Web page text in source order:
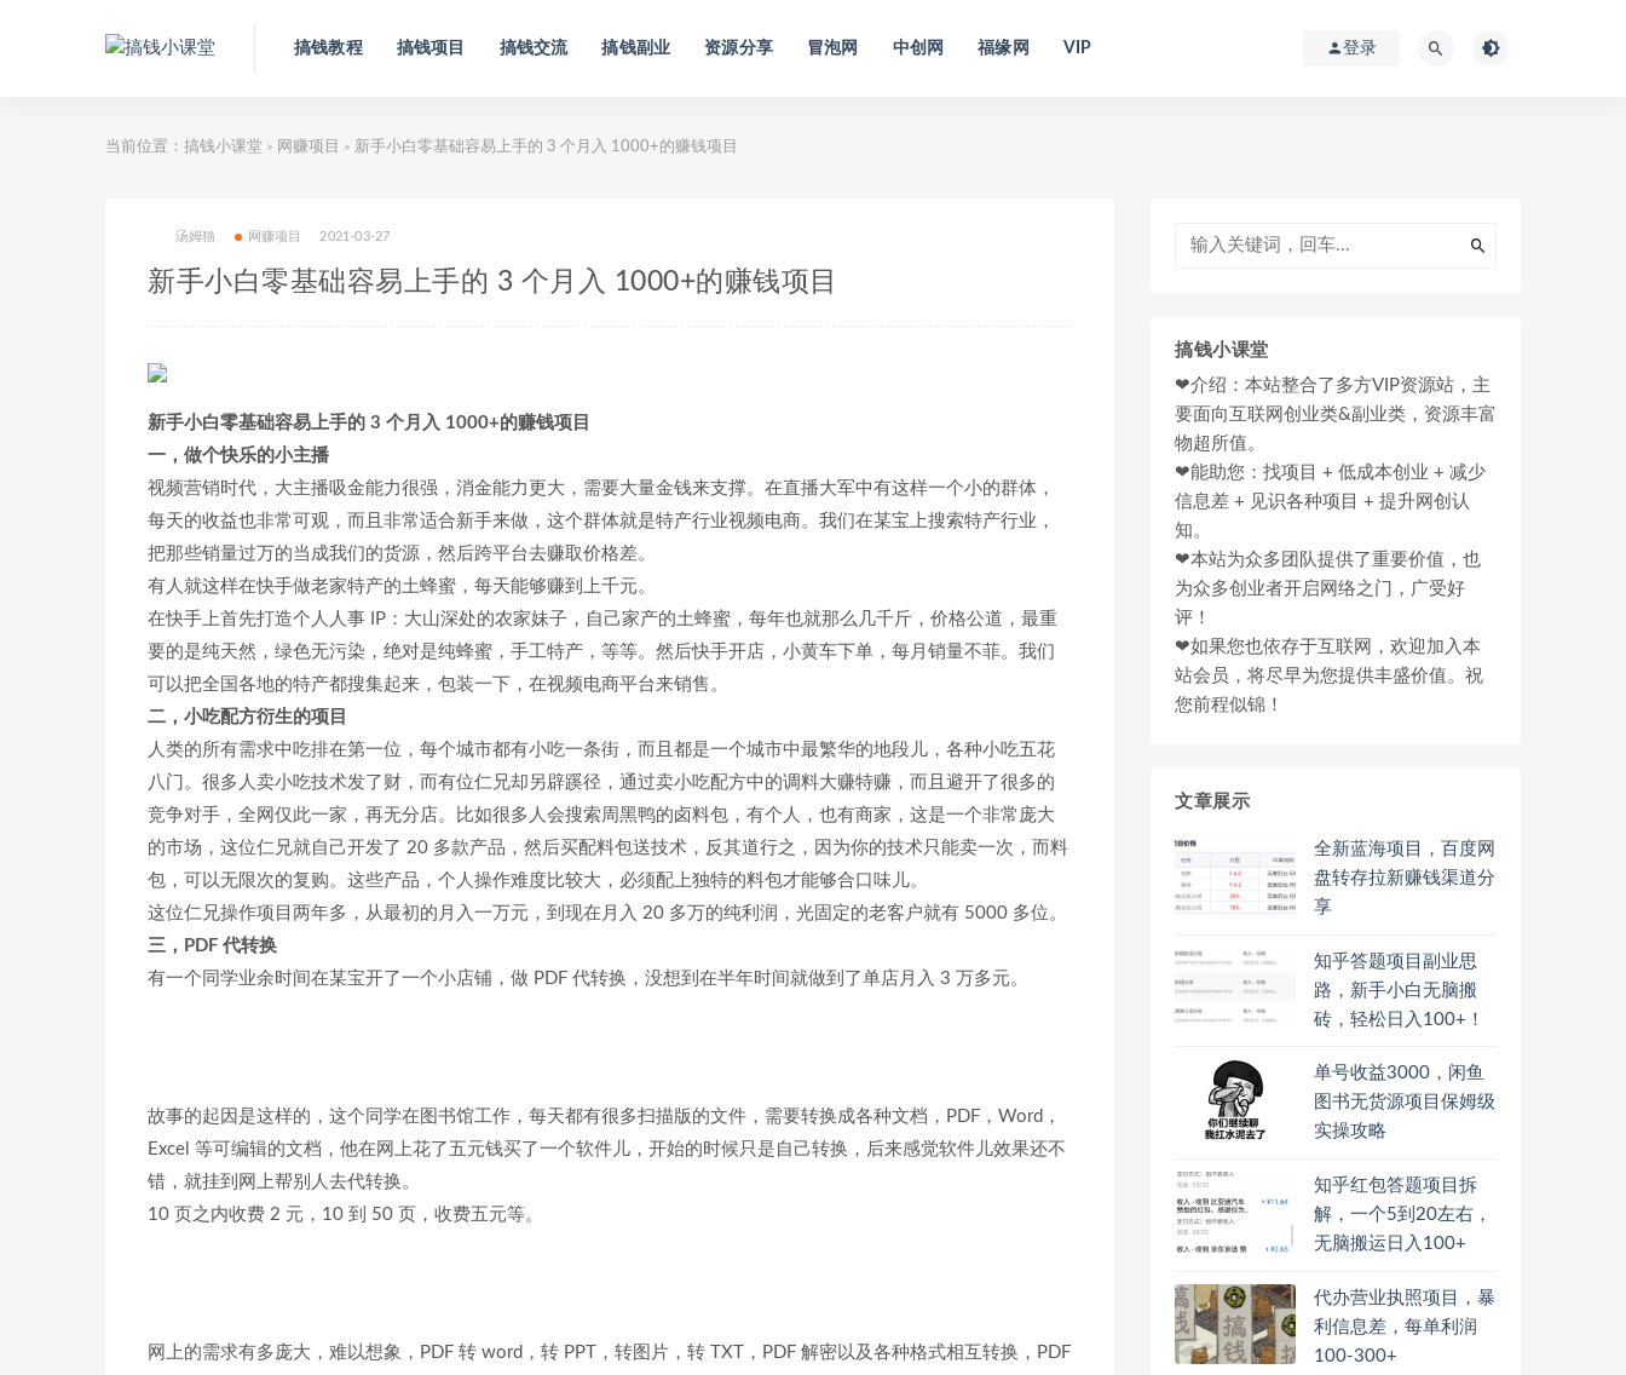
搞钱教程 搞钱项目 搞钱交流 搞钱副业 资源分享 冒泡网 中创网 福缘网 VIP 登录
当前位置： 搞钱小课堂 > 网赚项目 > 新手小白零基础容易上手的 3 个月入 1000+的赚钱项目
汤姆猫 网赚项目 2021-03-27
新手小白零基础容易上手的 3 个月入 1000+的赚钱项目
新手小白零基础容易上手的 3 个月入 1000+的赚钱项目
一，做个快乐的小主播
视频营销时代，大主播吸金能力很强，消金能力更大，需要大量金钱来支撑。在直播大军中有这样一个小的群体，
每天的收益也非常可观，而且非常适合新手来做，这个群体就是特产行业视频电商。我们在某宝上搜索特产行业，
把那些销量过万的当成我们的货源，然后跨平台去赚取价格差。
有人就这样在快手做老家特产的土蜂蜜，每天能够赚到上千元。
在快手上首先打造个人人事 IP：大山深处的农家妹子，自己家产的土蜂蜜，每年也就那么几千斤，价格公道，最重
要的是纯天然，绿色无污染，绝对是纯蜂蜜，手工特产，等等。然后快手开店，小黄车下单，每月销量不菲。我们
可以把全国各地的特产都搜集起来，包装一下，在视频电商平台来销售。
二，小吃配方衍生的项目
人类的所有需求中吃排在第一位，每个城市都有小吃一条街，而且都是一个城市中最繁华的地段儿，各种小吃五花
八门。很多人卖小吃技术发了财，而有位仁兄却另辟蹊径，通过卖小吃配方中的调料大赚特赚，而且避开了很多的
竞争对手，全网仅此一家，再无分店。比如很多人会搜索周黑鸭的卤料包，有个人，也有商家，这是一个非常庞大
的市场，这位仁兄就自己开发了 20 多款产品，然后买配料包送技术，反其道行之，因为你的技术只能卖一次，而料
包，可以无限次的复购。这些产品，个人操作难度比较大，必须配上独特的料包才能够合口味儿。
这位仁兄操作项目两年多，从最初的月入一万元，到现在月入 20 多万的纯利润，光固定的老客户就有 5000 多位。
三，PDF 代转换
有一个同学业余时间在某宝开了一个小店铺，做 PDF 代转换，没想到在半年时间就做到了单店月入 3 万多元。
故事的起因是这样的，这个同学在图书馆工作，每天都有很多扫描版的文件，需要转换成各种文档，PDF，Word，
Excel 等可编辑的文档，他在网上花了五元钱买了一个软件儿，开始的时候只是自己转换，后来感觉软件儿效果还不
错，就挂到网上帮别人去代转换。
10 页之内收费 2 元，10 到 50 页，收费五元等。
网上的需求有多庞大，难以想象，PDF 转 word，转 PPT，转图片，转 TXT，PDF 解密以及各种格式相互转换，PDF
搞钱小课堂
❤介绍：本站整合了多方VIP资源站，主
要面向互联网创业类&副业类，资源丰富
物超所值。
❤能助您：找项目 + 低成本创业 + 减少
信息差 + 见识各种项目 + 提升网创认
知。
❤本站为众多团队提供了重要价值，也
为众多创业者开启网络之门，广受好
评！
❤如果您也依存于互联网，欢迎加入本
站会员，将尽早为您提供丰盛价值。祝
您前程似锦！
文章展示
全新蓝海项目，百度网
盘转存拉新赚钱渠道分
享
知乎答题项目副业思
路，新手小白无脑搬
砖，轻松日入100+！
单号收益3000，闲鱼
图书无货源项目保姆级
实操攻略
知乎红包答题项目拆
解，一个5到20左右，
无脑搬运日入100+
代办营业执照项目，暴
利信息差，每单利润
100-300+